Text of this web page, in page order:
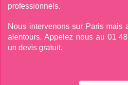
professionnels.
Nous intervenons sur Paris mais
alentours. Appelez nous au 01
un devis gratuit.